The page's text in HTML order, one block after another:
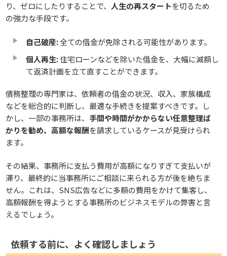
り、ゼロにしたりすることで、 人生の再スタートを切るため
の強力な手段です。
自己破産:全ての借金が免除される可能性があります。
個人再生:住宅ローンなどを除いた借金を、大幅に減額し
て返済計画を立て直すことができます。
債務整理の専門家は、依頼者の借金の状況、収入、家族構成
などを総合的に判断し、最適な手続きを提案すべきです。し
かし、一部の事務所は、 手間や時間がかからない任意整理ば
かりを勧め、高額な報酬を請求しているケースが見受けられ
ます。
その結果、事務所に支払う費用が高額になりすぎて支払いが
滞り、最終的に当事務所にご相談に来られる方が後を絶ちま
せん。これは、SNS広告などに多額の費用をかけて集客し、
高額報酬を得ようとする事務所のビジネスモデルの弊害と言
えるでしょう。
依頼する前に、よく確認しましょう